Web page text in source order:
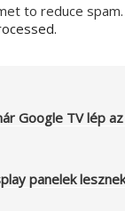
to reduce spam.
Google TV lép
panelek